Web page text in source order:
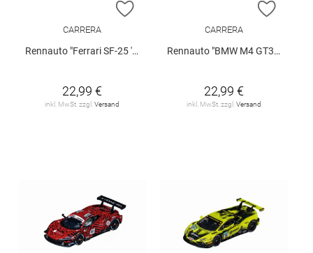
ZUR WUNSCHLISTE HINZUFÜGEN
CARRERA
Rennauto "Ferrari SF-25 'L. Hamilton"
22,99 €
inkl. MwSt. zzgl. Versand
ZUR
CARRERA
Rennauto "BMW M4 GT3 Valentino Rossi"
22,99 €
inkl. MwSt. zzgl. Versand